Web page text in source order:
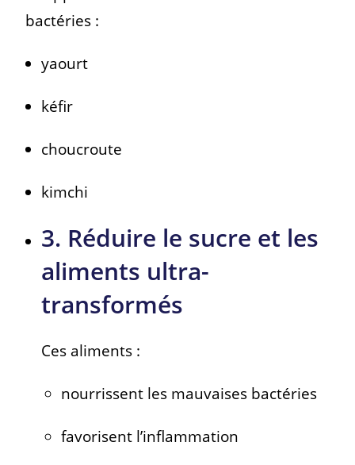
bactéries :
yaourt
kéfir
choucroute
kimchi
3. Réduire le sucre et les
aliments ultra-
transformés
Ces aliments :
nourrissent les mauvaises bactéries
favorisent l’inflammation